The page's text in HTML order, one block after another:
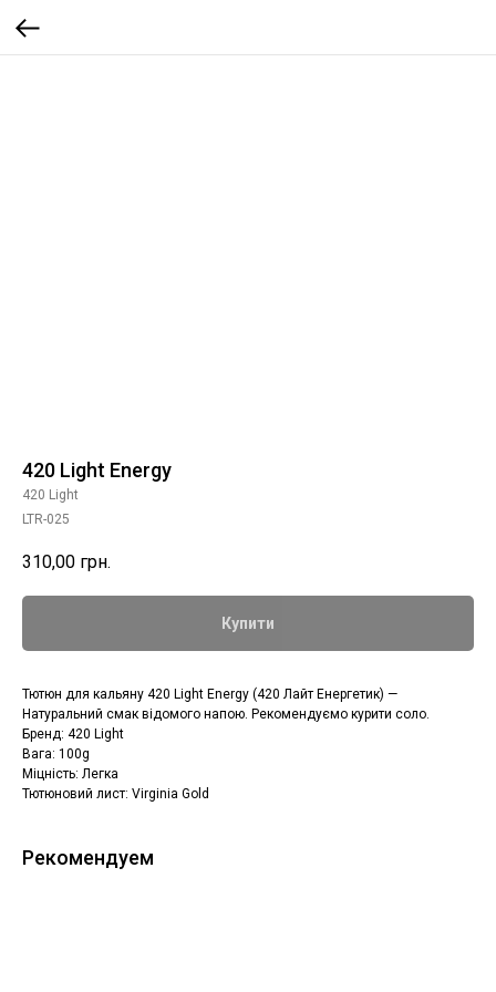
420 Light Energy
420 Light
LTR-025
310,00 грн.
Купити
Тютюн для кальяну 420 Light Energy (420 Лайт Енергетик) —
Натуральний смак відомого напою. Рекомендуємо курити соло.
Бренд: 420 Light
Вага: 100g
Міцність: Легка
Тютюновий лист: Virginia Gold
Рекомендуем